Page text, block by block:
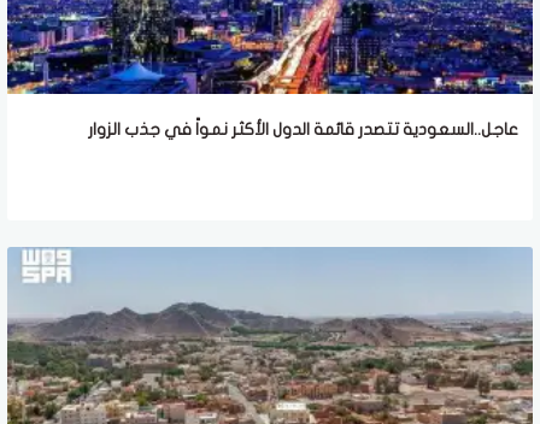
عاجل..السعودية تتصدر قائمة الدول الأكثر نمواً في جذب الزوار